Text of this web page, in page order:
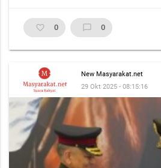
favorite_border 0 chat_bubble_outline 0
New Masyarakat.net
29 Okt 2025 - 08:15:16